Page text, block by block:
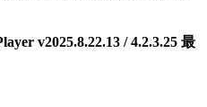
v2025.8.22.13 / 4.2.3.25 最